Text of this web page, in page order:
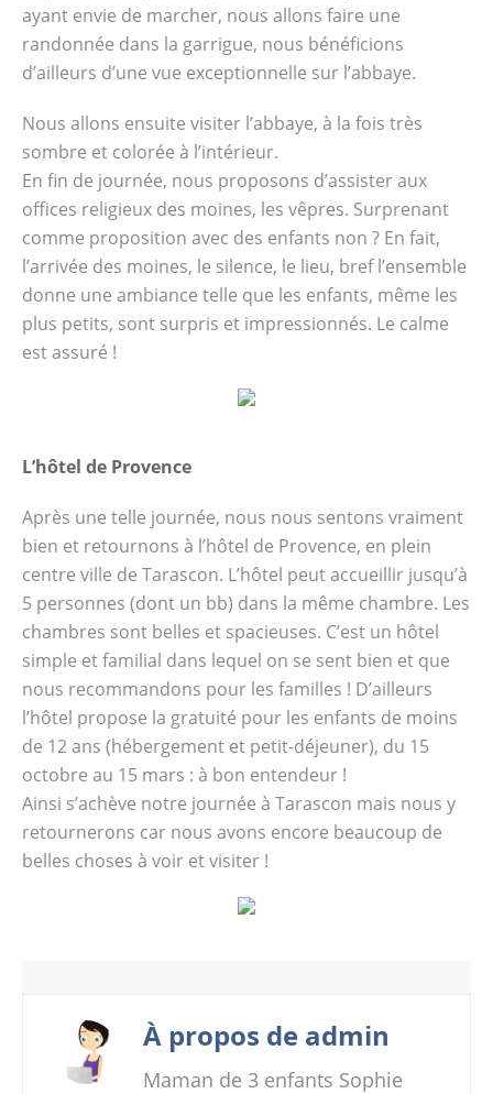
ayant envie de marcher, nous allons faire une
randonnée dans la garrigue, nous bénéficions
d’ailleurs d’une vue exceptionnelle sur l’abbaye.
Nous allons ensuite visiter l’abbaye, à la fois très
sombre et colorée à l’intérieur.
En fin de journée, nous proposons d’assister aux
offices religieux des moines, les vêpres. Surprenant
comme proposition avec des enfants non ? En fait,
l’arrivée des moines, le silence, le lieu, bref l’ensemble
donne une ambiance telle que les enfants, même les
plus petits, sont surpris et impressionnés. Le calme
est assuré !
L’hôtel de Provence
Après une telle journée, nous nous sentons vraiment
bien et retournons à l’hôtel de Provence, en plein
centre ville de Tarascon. L’hôtel peut accueillir jusqu’à
5 personnes (dont un bb) dans la même chambre. Les
chambres sont belles et spacieuses. C’est un hôtel
simple et familial dans lequel on se sent bien et que
nous recommandons pour les familles ! D’ailleurs
l’hôtel propose la gratuité pour les enfants de moins
de 12 ans (hébergement et petit-déjeuner), du 15
octobre au 15 mars : à bon entendeur !
Ainsi s’achève notre journée à Tarascon mais nous y
retournerons car nous avons encore beaucoup de
belles choses à voir et visiter !
À propos de admin
Maman de 3 enfants Sophie